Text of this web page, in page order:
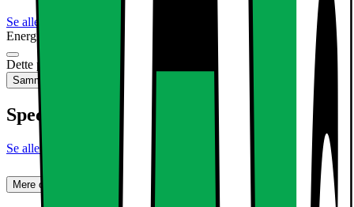
Se alle specifikationer
Energimærkning
Produktdatablad
Dette produkt er ikke tilgængeligt
Sammenlign
Specifikationer
Se alle specifikationer
Mere om produktet